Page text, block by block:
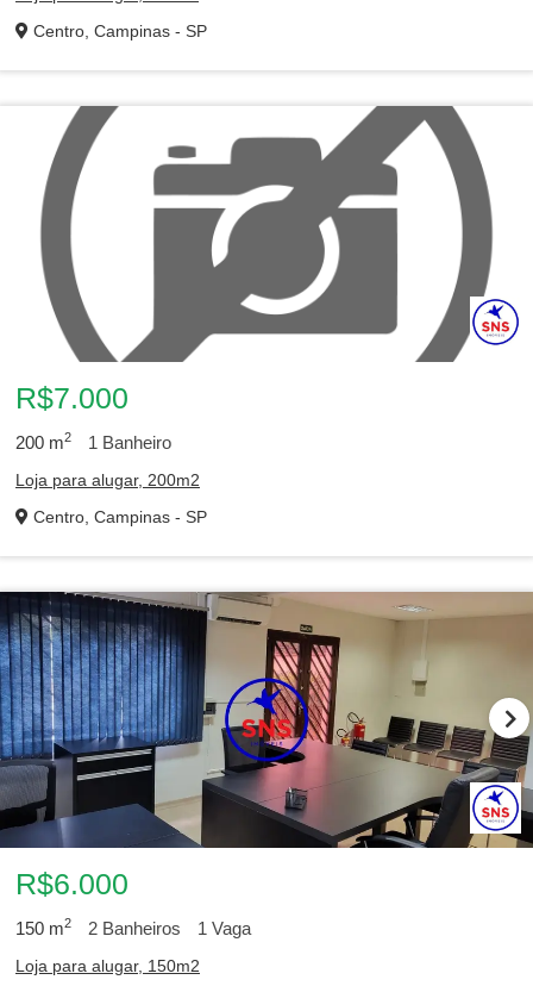
Centro, Campinas - SP
R$7.000
200 m2 1 Banheiro
Loja para alugar, 200m2
Centro, Campinas - SP
R$6.000
150 m2 2 Banheiros 1 Vaga
Loja para alugar, 150m2